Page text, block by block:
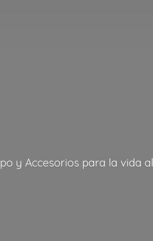
y Accesorios para la vida al